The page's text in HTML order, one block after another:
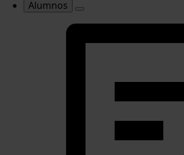
Alumnos